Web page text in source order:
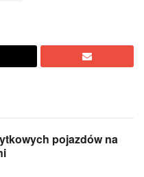
pojazdów na